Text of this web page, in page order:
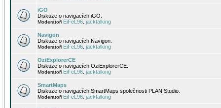
iGO
Diskuze o navigacích iGO.
Moderátoři EiFeL96 jacktalking
Navigon
Diskuze o navigacích Navigon.
Moderátoři EiFeL96 jacktalking
OziExplorerCE
Diskuze o navigacích OziExplorerCE.
Moderátoři EiFeL96 jacktalking
SmartMaps
Diskuze o navigacích SmartMaps společnosti PLAN Studio.
Moderátoři EiFeL96 jacktalking